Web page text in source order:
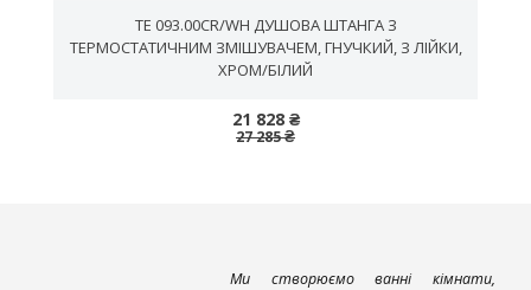
TE 093.00CR/WH ДУШОВА ШТАНГА З
ТЕРМОСТАТИЧНИМ ЗМІШУВАЧЕМ, ГНУЧКИЙ, З ЛІЙКИ,
ХРОМ/БІЛИЙ
21 828 ₴
27 285 ₴
Ми створюємо ванні кімнати,